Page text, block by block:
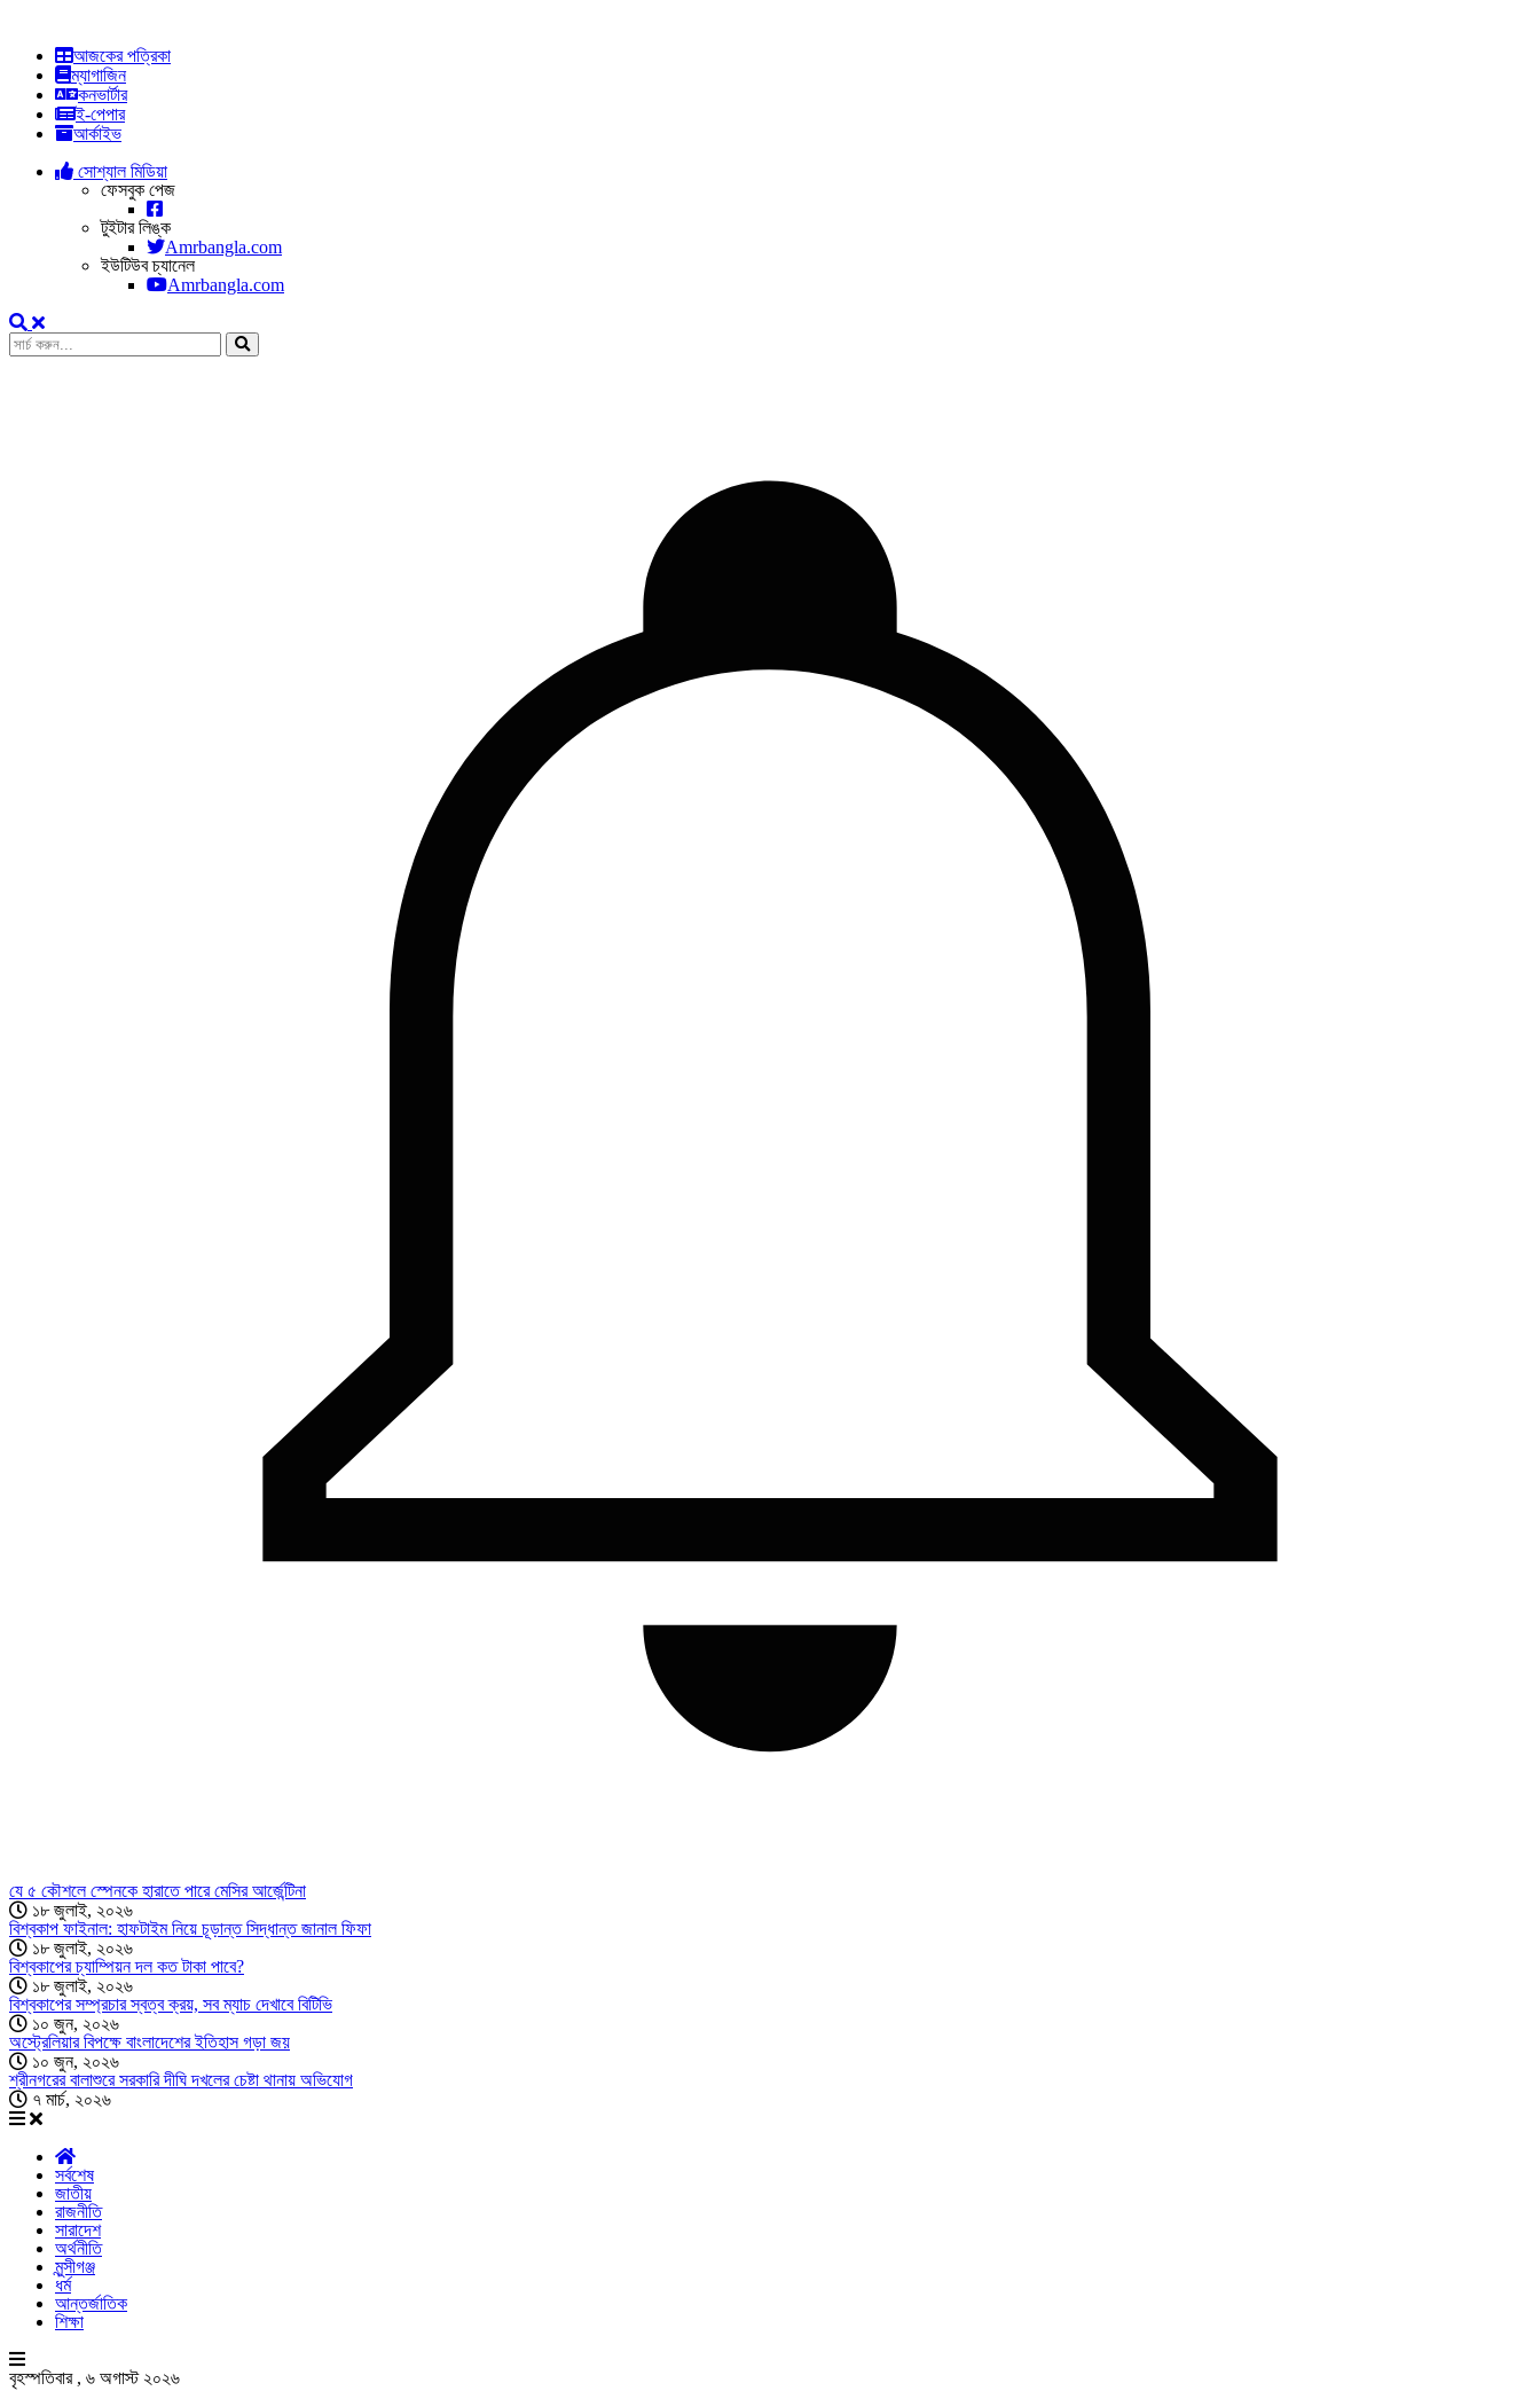
আজকের পত্রিকা
ম্যাগাজিন
কনভার্টার
ই-পেপার
আর্কাইভ
সোশ্যাল মিডিয়া
ফেসবুক পেজ
টুইটার লিঙ্ক
Amrbangla.com
ইউটিউব চ্যানেল
Amrbangla.com
যে ৫ কৌশলে স্পেনকে হারাতে পারে মেসির আর্জেন্টিনা
১৮ জুলাই, ২০২৬
বিশ্বকাপ ফাইনাল: হাফটাইম নিয়ে চূড়ান্ত সিদ্ধান্ত জানাল ফিফা
১৮ জুলাই, ২০২৬
বিশ্বকাপের চ্যাম্পিয়ন দল কত টাকা পাবে?
১৮ জুলাই, ২০২৬
বিশ্বকাপের সম্প্রচার স্বত্ব ক্রয়, সব ম্যাচ দেখাবে বিটিভি
১০ জুন, ২০২৬
অস্ট্রেলিয়ার বিপক্ষে বাংলাদেশের ইতিহাস গড়া জয়
১০ জুন, ২০২৬
শ্রীনগরের বালাশুরে সরকারি দীঘি দখলের চেষ্টা থানায় অভিযোগ
৭ মার্চ, ২০২৬
সর্বশেষ
জাতীয়
রাজনীতি
সারাদেশ
অর্থনীতি
মুন্সীগঞ্জ
ধর্ম
আন্তর্জাতিক
শিক্ষা
বৃহস্পতিবার , ৬ অগাস্ট ২০২৬